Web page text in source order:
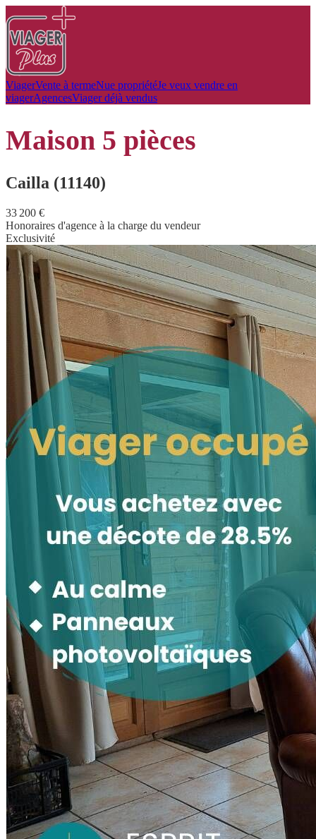
ViagerVente à termeNue propriétéJe veux vendre en
viagerAgencesViager déjà vendus
maison 5 pièces
Cailla (11140)
33 200 €
Honoraires d'agence à la charge du vendeur
Exclusivité